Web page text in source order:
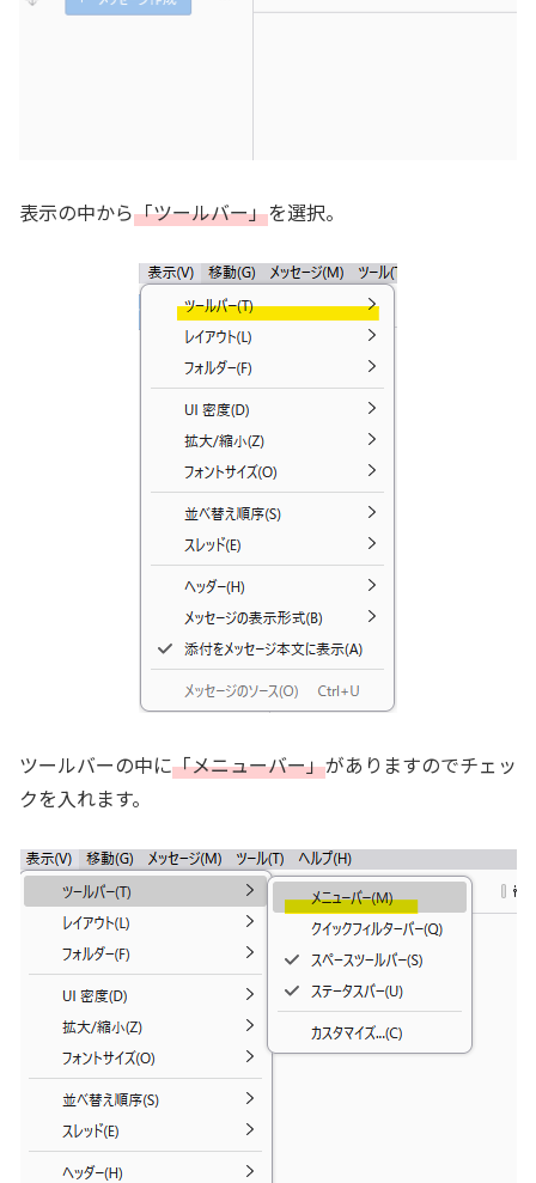
表示の中から「ツールバー」を選択。
ツールバーの中に「メニューバー」がありますのでチェッ
クを入れます。